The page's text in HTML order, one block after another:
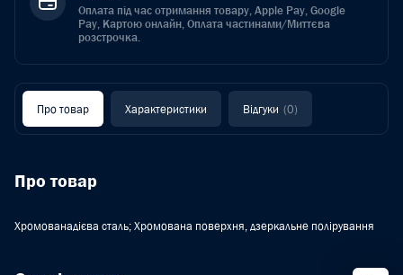
Оплата під час отримання товару, Apple Pay, Google
Pay, Картою онлайн, Оплата частинами/Миттєва
розстрочка.
Про товар Характеристики Відгуки (0)
Про товар
Хромованадієва сталь; Хромована поверхня, дзеркальне полірування